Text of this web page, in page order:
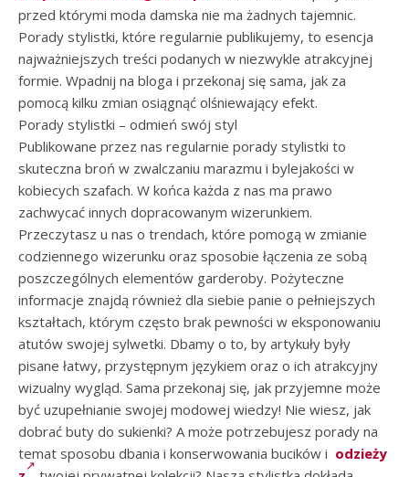
przed którymi moda damska nie ma żadnych tajemnic.
Porady stylistki, które regularnie publikujemy, to esencja
najważniejszych treści podanych w niezwykle atrakcyjnej
formie. Wpadnij na bloga i przekonaj się sama, jak za
pomocą kilku zmian osiągnąć olśniewający efekt.
Porady stylistki – odmień swój styl
Publikowane przez nas regularnie porady stylistki to
skuteczna broń w zwalczaniu marazmu i bylejakości w
kobiecych szafach. W końca każda z nas ma prawo
zachwycać innych dopracowanym wizerunkiem.
Przeczytasz u nas o trendach, które pomogą w zmianie
codziennego wizerunku oraz sposobie łączenia ze sobą
poszczególnych elementów garderoby. Pożyteczne
informacje znajdą również dla siebie panie o pełniejszych
kształtach, którym często brak pewności w eksponowaniu
atutów swojej sylwetki. Dbamy o to, by artykuły były
pisane łatwy, przystępnym językiem oraz o ich atrakcyjny
wizualny wygląd. Sama przekonaj się, jak przyjemne może
być uzupełnianie swojej modowej wiedzy! Nie wiesz, jak
dobrać buty do sukienki? A może potrzebujesz porady na
temat sposobu dbania i konserwowania bucików i odzieży